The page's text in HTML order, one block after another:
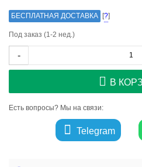
БЕСПЛАТНАЯ ДОСТАВКА [?]
Под заказ (1-2 нед.)
-
В
Есть вопросы? Мы на связи:
Telegram